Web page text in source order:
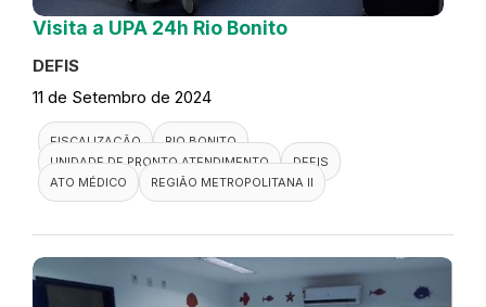
Visita a UPA 24h Rio Bonito
DEFIS
11 de Setembro de 2024
FISCALIZAÇÃO
RIO BONITO
UNIDADE DE PRONTO ATENDIMENTO
DEFIS
ATO MÉDICO
REGIÃO METROPOLITANA II